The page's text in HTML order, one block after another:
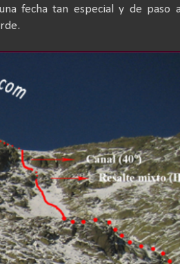
fecha tan especial y de paso